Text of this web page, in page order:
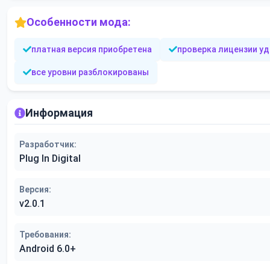
Особенности мода:
платная версия приобретена проверка лицензии
все уровни разблокированы
Информация
Разработчик:
Plug In Digital
Версия:
v2.0.1
Требования:
Android 6.0+